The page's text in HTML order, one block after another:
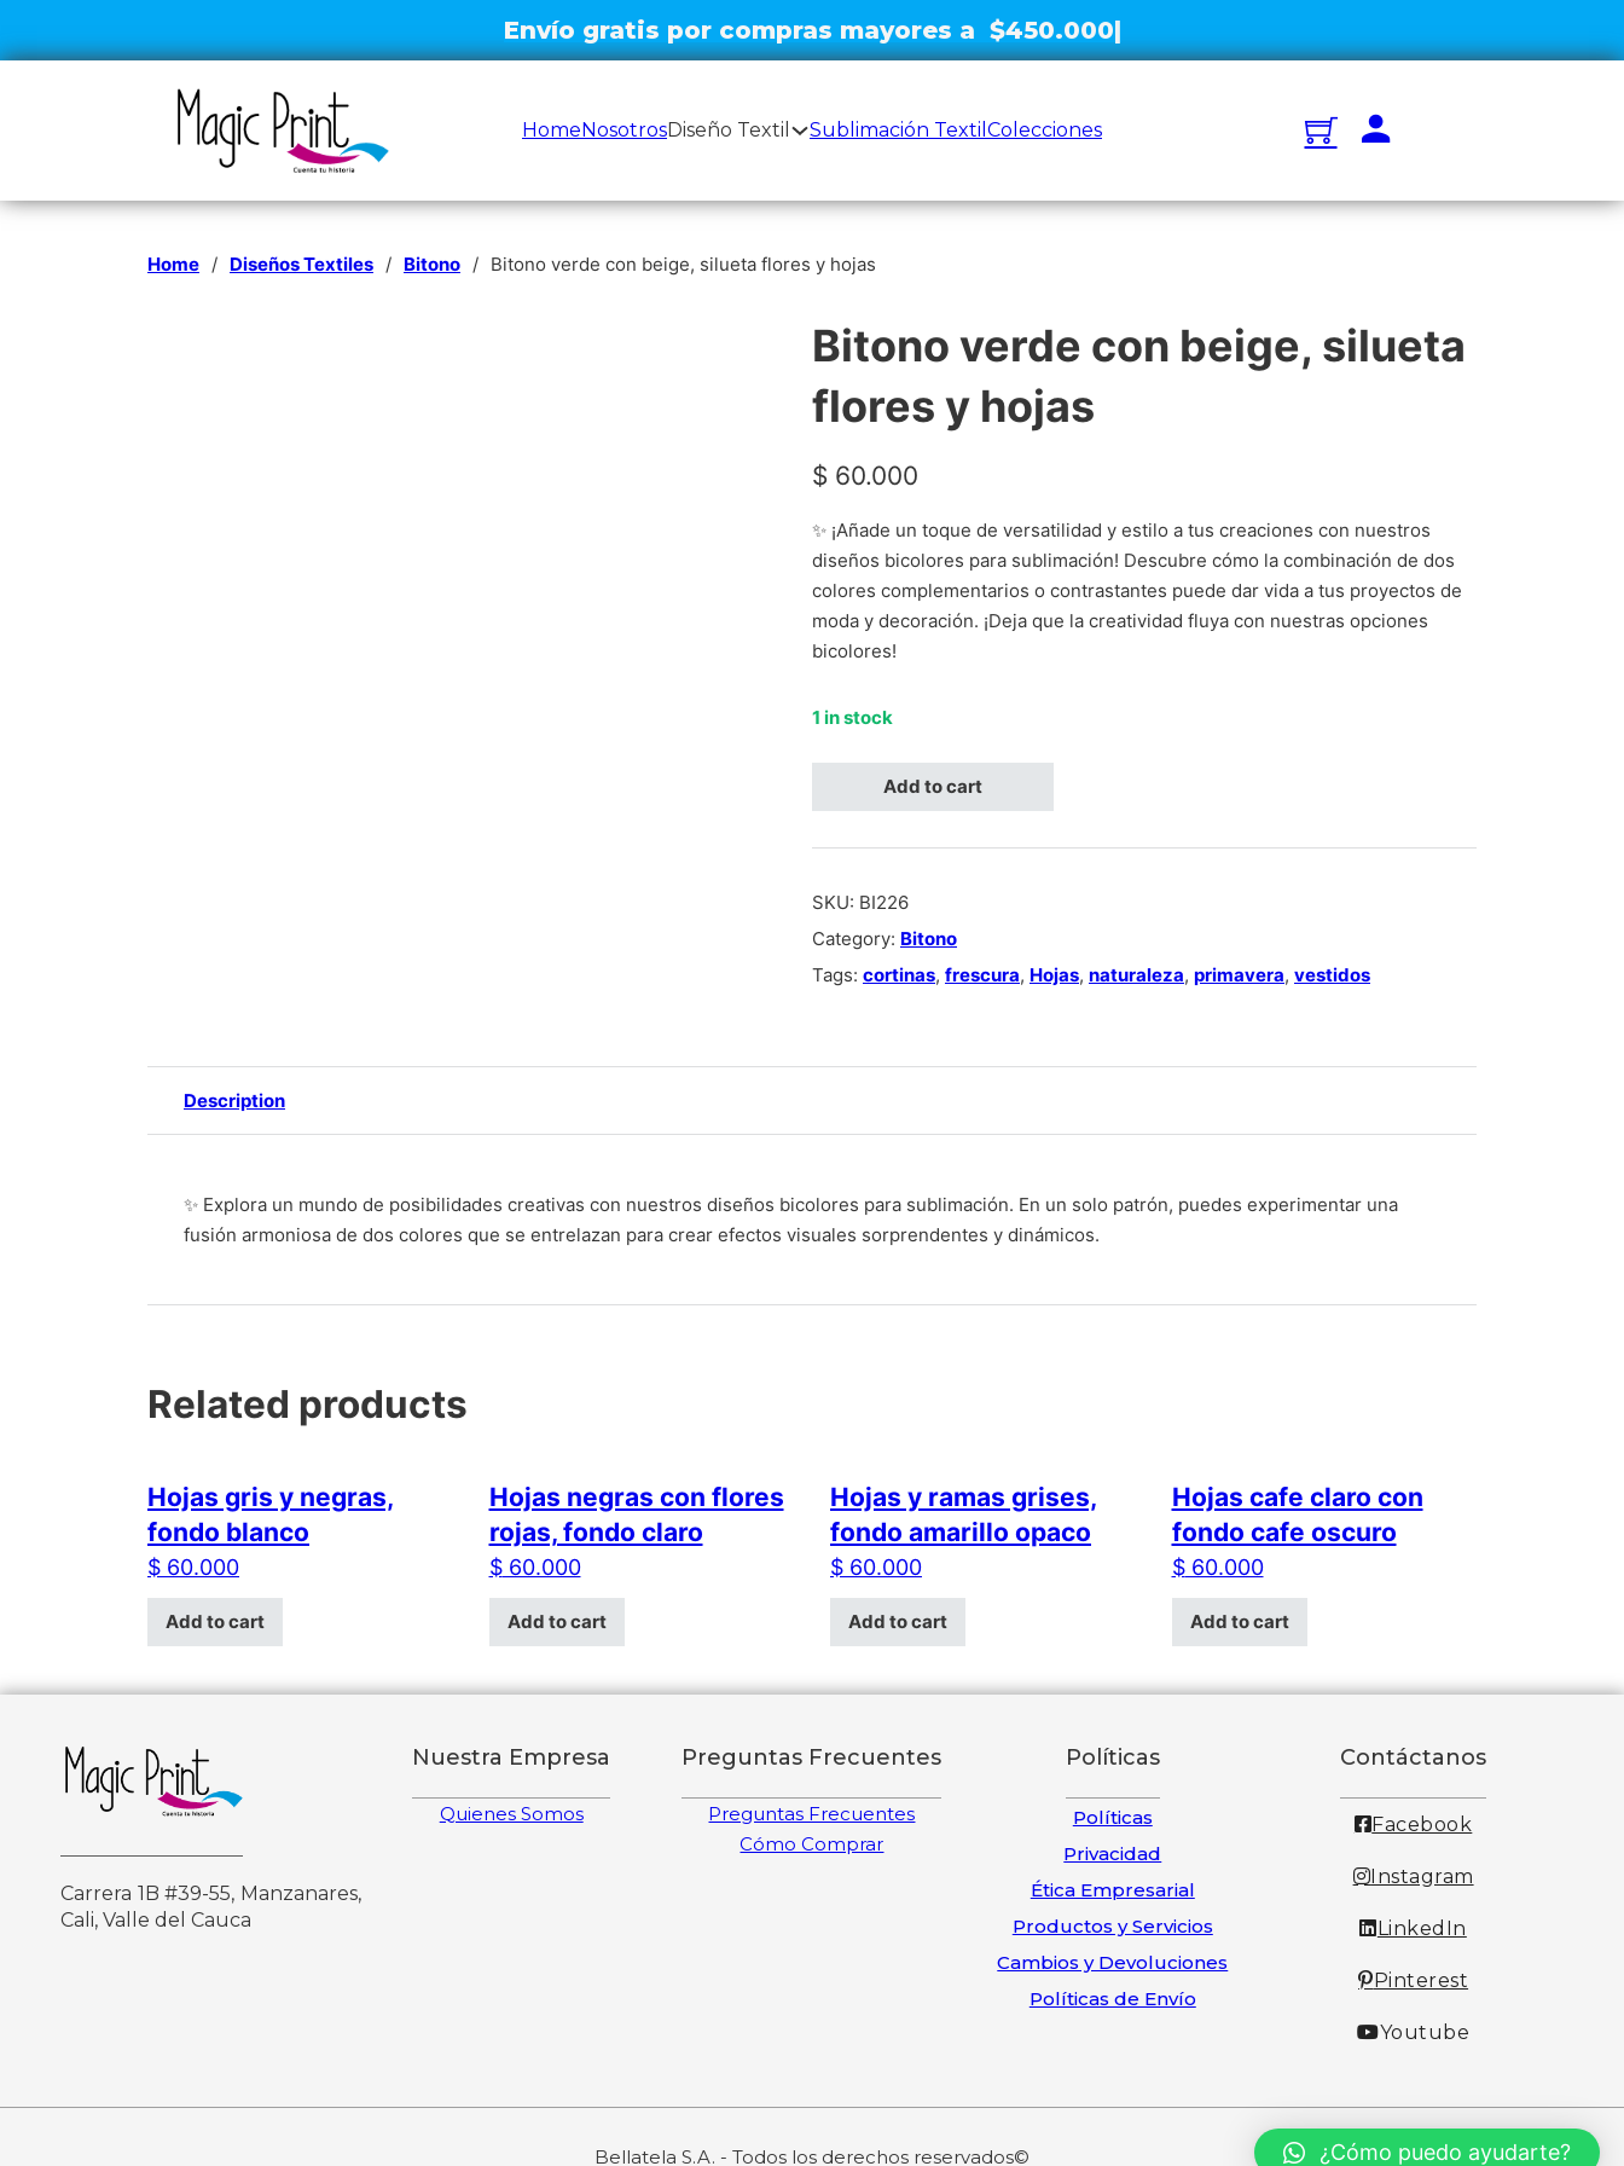
Envío gratis por compras mayores a|
Home NosotrosDiseño Textil Sublimación Textil Colecciones
Home / Diseños Textiles / Bitono / Bitono verde con beige, silueta flores y hojas
Bitono verde con beige, silueta
flores y hojas
$ 60.000
✨ ¡Añade un toque de versatilidad y estilo a tus creaciones con nuestros
diseños bicolores para sublimación! Descubre cómo la combinación de dos
colores complementarios o contrastantes puede dar vida a tus proyectos de
moda y decoración. ¡Deja que la creatividad fluya con nuestras opciones
bicolores!
1 in stock
Bitono verde con beige, silueta flores y hojas quantity
Add to cart
SKU: BI226
Category: Bitono
Tags: cortinas, frescura, Hojas, naturaleza, primavera, vestidos
Description
✨ Explora un mundo de posibilidades creativas con nuestros diseños bicolores para sublimación. En un solo patrón, puedes experimentar una
fusión armoniosa de dos colores que se entrelazan para crear efectos visuales sorprendentes y dinámicos.
Related products
Hojas gris y negras,
fondo blanco
$ 60.000
Add to cart
Hojas negras con flores
rojas, fondo claro
$60.000
Add to cart
Hojas y ramas grises,
fondo amarillo opaco
$ 60.000
Add to cart
Hojas cafe claro con
fondo cafe oscuro
$60.000
Add to cart
Carrera 1B #39-55, Manzanares,
Cali, Valle del Cauca
Nuestra Empresa
Quienes Somos
Preguntas Frecuentes
Preguntas Frecuentes
Cómo Comprar
Políticas
Políticas
Privacidad
Ética Empresarial
Productos y Servicios
Cambios y Devoluciones
Políticas de Envío
Contáctanos
Facebook
Instagram
LinkedIn
Pinterest
Youtube
Bellatela S.A. - Todos los derechos reservados© ¿Cómo puedo ayudarte?